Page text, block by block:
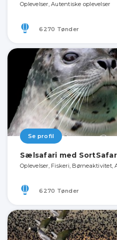
Oplevelser, Autentiske oplevelser
6270 Tønder
Se profil
Sælsafari med
Oplevelser, Fiskeri, Børneaktivitet,
6270 Tønder